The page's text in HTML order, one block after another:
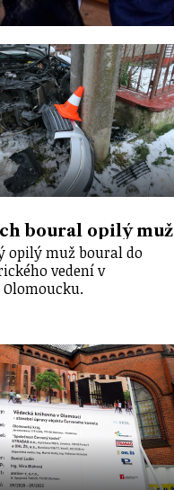
boural opilý muž
opilý muž boural do
vedení v